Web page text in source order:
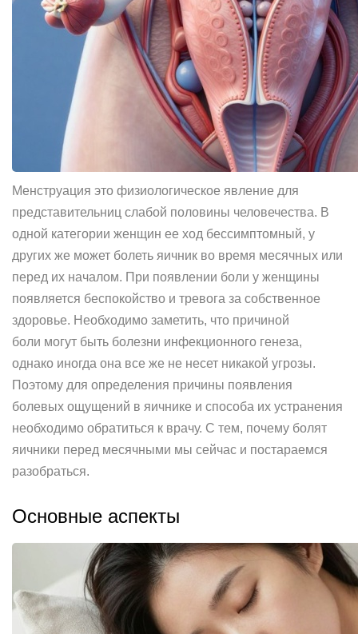
Менструация это физиологическое явление для
представительниц слабой половины человечества. В
одной категории женщин ее ход бессимптомный, у
других же может болеть яичник во время месячных или
перед их началом. При появлении боли у женщины
появляется беспокойство и тревога за собственное
здоровье. Необходимо заметить, что причиной
боли могут быть болезни инфекционного генеза,
однако иногда она все же не несет никакой угрозы.
Поэтому для определения причины появления
болевых ощущений в яичнике и способа их устранения
необходимо обратиться к врачу. С тем, почему болят
яичники перед месячными мы сейчас и постараемся
разобраться.
Основные аспекты